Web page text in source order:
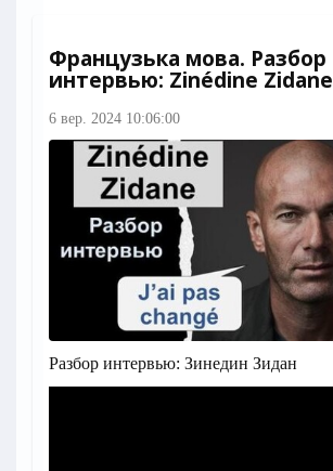
Французька мова. Разбор
интервью: Zinédine Zidane
6 вер. 2024 10:06:00
Разбор интервью: Зинедин Зидан